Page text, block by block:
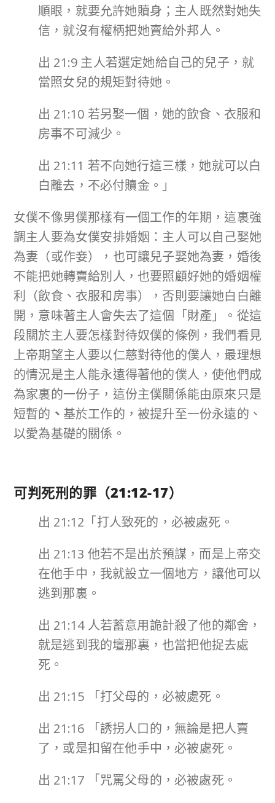
順眼，就要允許她贖身；主人既然對她失
信，就沒有權柄把她賣給外邦人。
出 21:9 主人若選定她給自己的兒子，就
當照女兒的規矩對待她。
出 21:10 若另娶一個，她的飲食、衣服和
房事不可減少。
出 21:11 若不向她行這三樣，她就可以白
白離去，不必付贖金。」
女僕不像男僕那樣有一個工作的年期，這裏強
調主人要為女僕安排婚姻：主人可以自己娶她
為妻（或作妾），也可讓兒子娶她為妻，婚後
不能把她轉賣給別人，也要照顧好她的婚姻權
利（飲食、衣服和房事），否則要讓她白白離
開，意味著主人會失去了這個「財產」。從這
段關於主人要怎樣對待奴僕的條例，我們看見
上帝期望主人要以仁慈對待他的僕人，最理想
的情況是主人能永遠得著他的僕人，使他們成
為家裏的一份子，這份主僕關係能由原來只是
短暫的 、 基於工作的，被提升至一份永遠的、
以愛為基礎的關係。
可判死刑的罪（21:12-17）
出 21:12「打人致死的，必被處死。
出 21:13 他若不是出於預謀，而是上帝交
在他手中，我就設立一個地方，讓他可以
逃到那裏。
出 21:14 人若蓄意用詭計殺了他的鄰舍，
就是逃到我的壇那裏，也當把他捉去處
死。
出 21:15 「打父母的，必被處死。
出 21:16 「誘拐人口的，無論是把人賣
了，或是扣留在他手中，必被處死。
出 21:17 「咒罵父母的，必被處死。